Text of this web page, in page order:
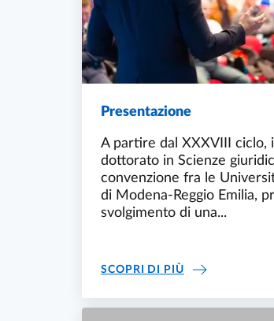
Presentazione
A partire dal XXXVIII ciclo,
dottorato in Scienze
convenzione fra le
di Modena-Reggio Emilia,
svolgimento di una...
SCOPRI DI PIÙ